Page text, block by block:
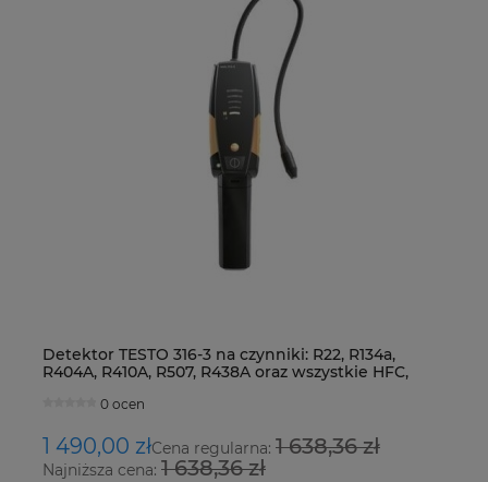
Detektor TESTO 316-3 na czynniki: R22, R134a,
R404A, R410A, R507, R438A oraz wszystkie HFC,
0 ocen
1 490,00 złCena regularna: 1 638,36 zł
Najniższa cena: 1 638,36 zł